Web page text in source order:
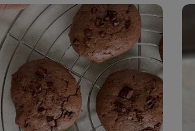
soli